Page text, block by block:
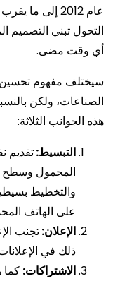
عام 2012 إلى ما يقرب من 60% في عام 2022.
التحول تبني التصميم
أي وقت مضى.
سيختلف مفهوم تحسين
الصناعات، ولكن
هذه الجوانب الثلاثة:
التبسيط:تقديم
المحمول وسطح
والتخطيط
على الهاتف
الإعلان:تجنب
ذلك في
الاشتراكات: كما